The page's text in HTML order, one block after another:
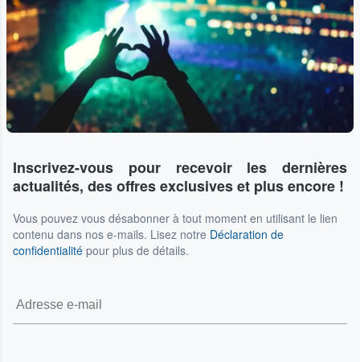
Inscrivez-vous pour recevoir les dernières
actualités, des offres exclusives et plus encore !
Vous pouvez vous désabonner à tout moment en utilisant le lien
contenu dans nos e-mails. Lisez notre Déclaration de
confidentialité pour plus de détails.